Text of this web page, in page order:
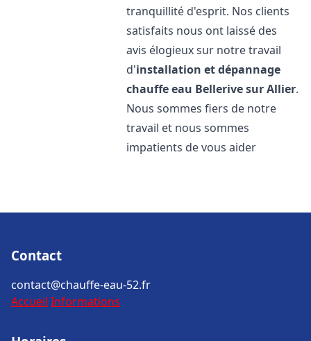
tranquillité d'esprit. Nos clients
satisfaits nous ont laissé des
avis élogieux sur notre travail
d'installation et dépannage
chauffe eau Bellerive sur Allier.
Nous sommes fiers de notre
travail et nous sommes
impatients de vous aider
Contact
contact@chauffe-eau-52.fr
Accueil Informations